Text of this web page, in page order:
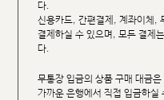
다.
신용카드, 간편결제, 계좌이체,
결제하실 수 있으며, 모든 결제
다.
무통장 입금의 상품 구매 대금
가까운 은행에서 직접 입금하실